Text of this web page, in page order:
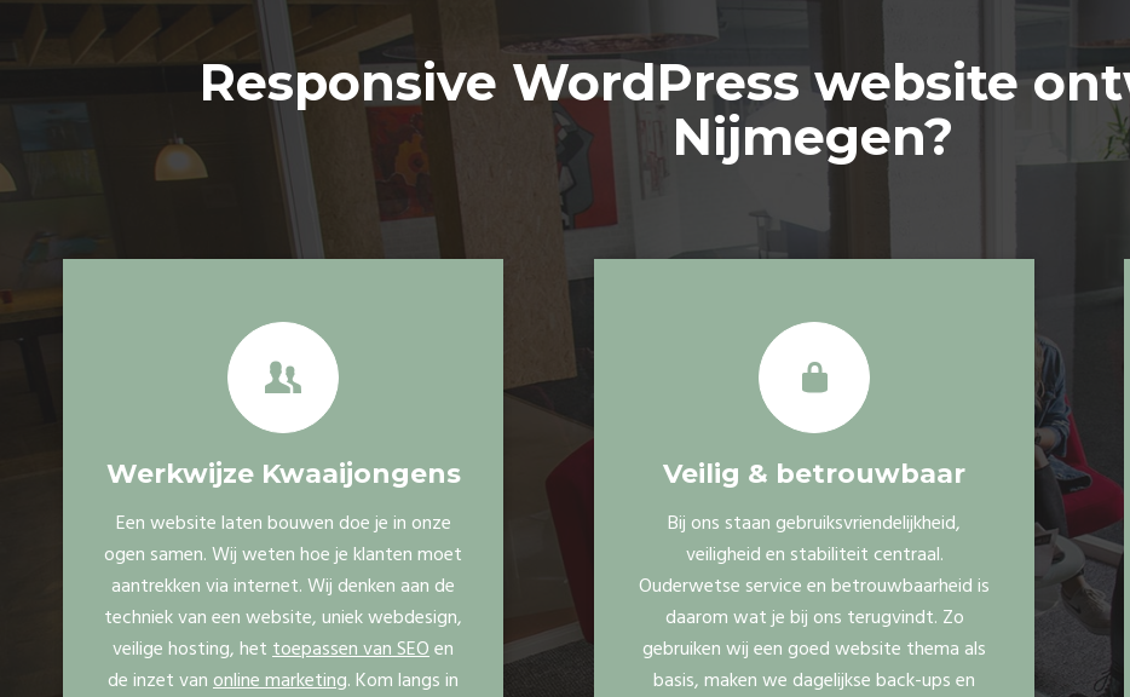
Responsive WordPress website
Nijmegen?
Werkwijze Kwaaijongens
Een website laten bouwen doe je in onze
ogen samen. Wij weten hoe je klanten moet
aantrekken via internet. Wij denken aan de
techniek van een website, uniek webdesign,
veilige hosting, hettoepassen van SEOen
de inzet vanonline marketing. Kom langs in
Veilig & betrouwbaar
Bij ons staan gebruiksvriendelijkheid,
veiligheid en stabiliteit centraal.
Ouderwetse service en betrouwbaarheid is
daarom wat je bij ons terugvindt. Zo
gebruiken wij een goed website thema als
basis, maken we dagelijkse back-ups en